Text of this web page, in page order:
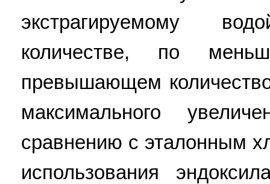
экстрагируемому
количестве, по
превышающем
максимального
сравнению с эталонным
использования